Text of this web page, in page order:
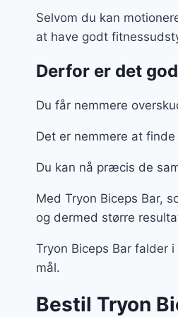
Selvom du kan
at have godt
Derfor er det
Du får nemmere
Det er nemmere at
Du kan nå præcis de
Med Tryon Biceps Bar,
og dermed større
Tryon Biceps Bar falder
mål.
Bestil Tryon